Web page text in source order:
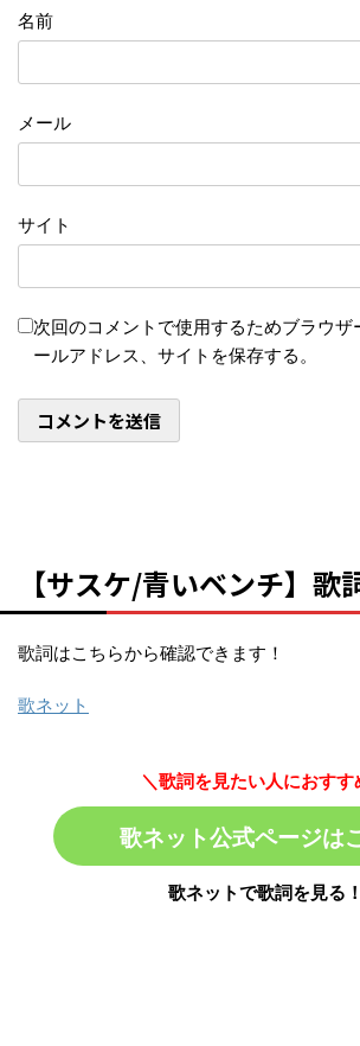
名前
メール
サイト
次回のコメントで使用するためブラウザ
ールアドレス、サイトを保存する。
【サスケ/青いベンチ】歌
歌詞はこちらから確認できます！
歌ネット
＼歌詞を見たい人におすす
歌ネット公式ページは
歌ネットで歌詞を見る！